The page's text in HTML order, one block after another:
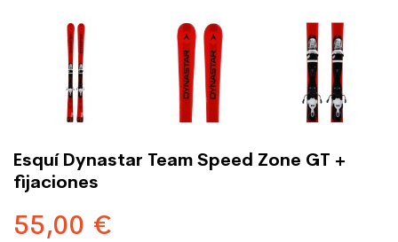
Esquí Dynastar Team Speed Zone GT +
fijaciones
55,00 €